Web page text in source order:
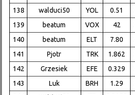
138
walduci50 YOL 0.51
139
beatum VOX 42
140
beatum ELT 7.80
141
Pjotr TRK 1.862
142
Grzesiek EFE 0.329
143
Luk BRH 1.29